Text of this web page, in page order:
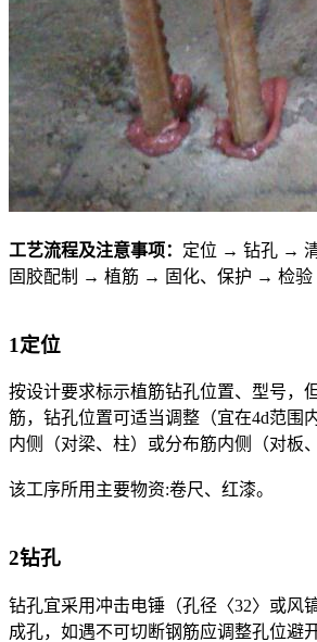
工艺流程及注意事项： 定位 → 钻孔 →
固胶配制 → 植筋 → 固化、保护 → 检验
1定位
按设计要求标示植筋钻孔位置、型号，
筋，钻孔位置可适当调整（宜在4d范围
内侧（对梁、柱）或分布筋内侧（对板
该工序所用主要物资:卷尺、红漆。
2钻孔
钻孔宜采用冲击电锤（孔径〈32〉或风
成孔，如遇不可切断钢筋应调整孔位避